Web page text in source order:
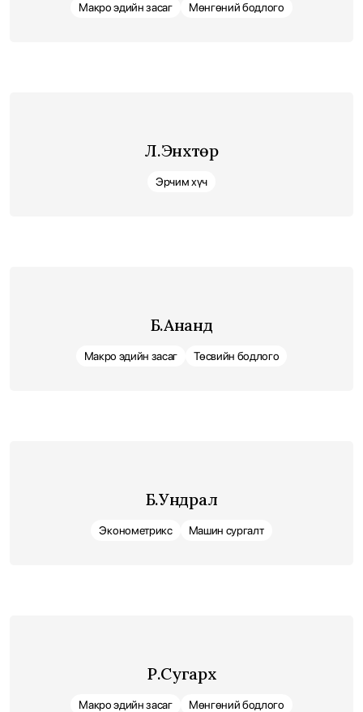
Макро эдийн засаг Мөнгөний бодлого
Л.Энхтөр
Эрчим хүч
Б.Ананд
Макро эдийн засаг Төсвийн бодлого
Б.Ундрал
Эконометрикс Машин сургалт
Р.Сугархүү
Макро эдийн засаг Мөнгөний бодлого